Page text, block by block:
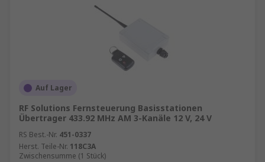
Auf Lager
RF Solutions Fernsteuerung Basisstationen
Übertrager 433.92 MHz AM 3-Kanäle 12 V, 24 V
RS Best.-Nr. 451-0337
Herst. Teile-Nr. 118C3A
Zwischensumme (1 Stück)